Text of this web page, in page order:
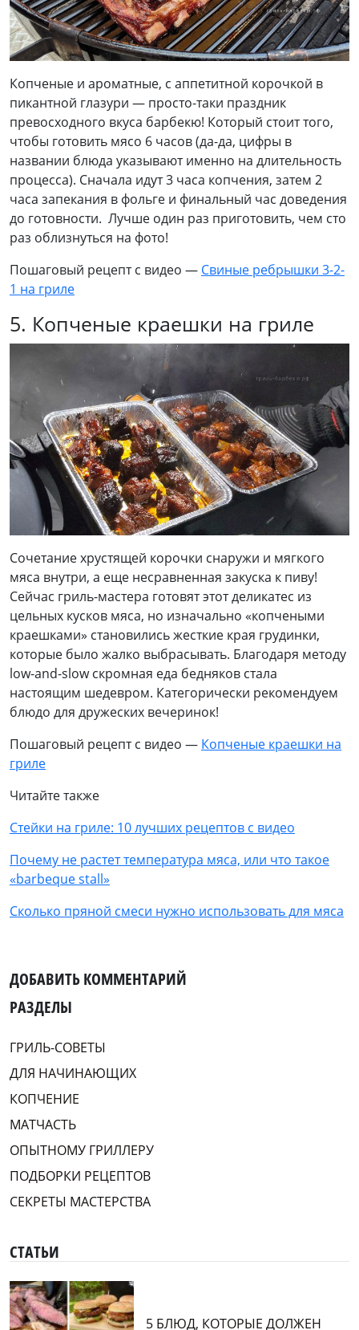
Копченые и ароматные, с аппетитной корочкой в
пикантной глазури — просто-таки праздник
превосходного вкуса барбекю! Который стоит того,
чтобы готовить мясо 6 часов (да-да, цифры в
названии блюда указывают именно на длительность
процесса). Сначала идут 3 часа копчения, затем 2
часа запекания в фольге и финальный час доведения
до готовности. Лучше один раз приготовить, чем сто
раз облизнуться на фото!
Пошаговый рецепт с видео — Свиные ребрышки 3-2-
1 на гриле
5. Копченые краешки на гриле
Сочетание хрустящей корочки снаружи и мягкого
мяса внутри, а еще несравненная закуска к пиву!
Сейчас гриль-мастера готовят этот деликатес из
цельных кусков мяса, но изначально «копчеными
краешками» становились жесткие края грудинки,
которые было жалко выбрасывать. Благодаря методу
low-and-slow скромная еда бедняков стала
настоящим шедевром. Категорически рекомендуем
блюдо для дружеских вечеринок!
Пошаговый рецепт с видео — Копченые краешки на
гриле
Читайте также
Стейки на гриле: 10 лучших рецептов с видео
Почему не растет температура мяса, или что такое
«barbequestall»
Сколько пряной смеси нужно использовать для мяса
ДОБАВИТЬ КОММЕНТАРИЙ
РАЗДЕЛЫ
ГРИЛЬ-СОВЕТЫ
ДЛЯ НАЧИНАЮЩИХ
КОПЧЕНИЕ
МАТЧАСТЬ
ОПЫТНОМУ ГРИЛЛЕРУ
ПОДБОРКИ РЕЦЕПТОВ
СЕКРЕТЫ МАСТЕРСТВА
СТАТЬИ
5 БЛЮД, КОТОРЫЕ ДОЛЖЕН